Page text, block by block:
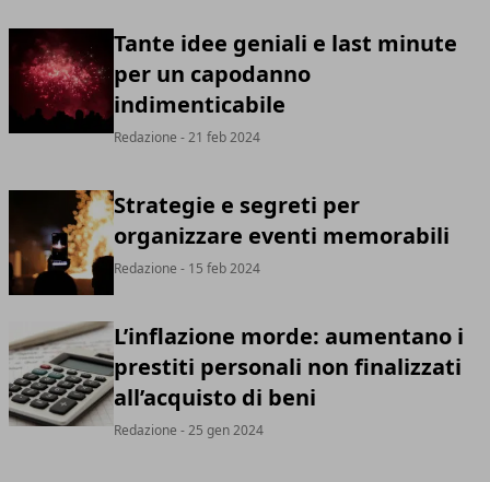
Tante idee geniali e last minute
per un capodanno
indimenticabile
Redazione - 21 feb 2024
Strategie e segreti per
organizzare eventi memorabili
Redazione - 15 feb 2024
L’inflazione morde: aumentano i
prestiti personali non finalizzati
all’acquisto di beni
Redazione - 25 gen 2024